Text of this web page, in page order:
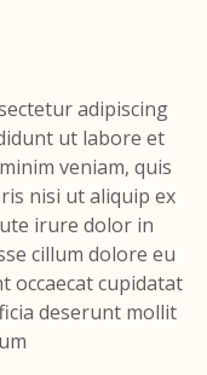
adipiscing
ut labore et
veniam, quis
nisi ut aliquip ex
irure dolor in
cillum dolore eu
occaecat cupidatat
deserunt mollit